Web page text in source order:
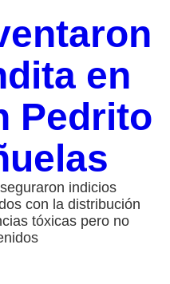
en
Pedrito
indicios
con la distribución
tóxicas pero no